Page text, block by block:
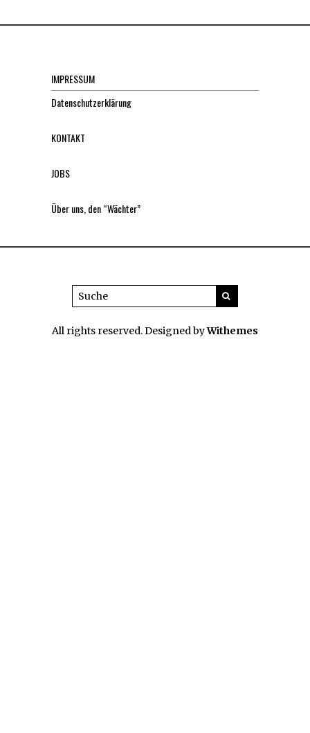
IMPRESSUM
Datenschutzerklärung
KONTAKT
JOBS
Über uns, den “Wächter”
All rights reserved. Designed byWithemes